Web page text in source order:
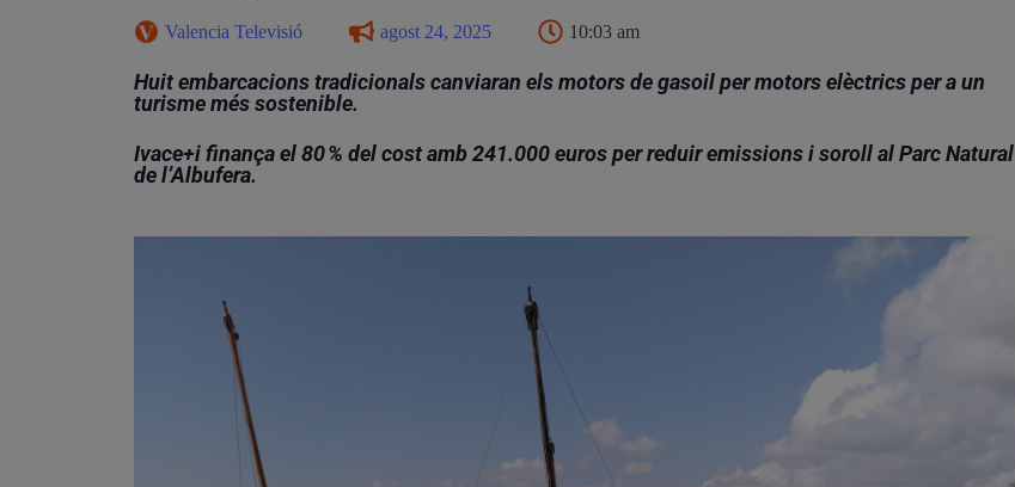
Valencia Televisió agost 24, 2025 10:03 am
Huit embarcacions tradicionals canviaran els motors de gasoil per motors elèctrics per a un
turisme més sostenible.
Ivace+i finança el 80 % del cost amb 241.000 euros per reduir emissions i soroll al Parc Natural
de l’Albufera.